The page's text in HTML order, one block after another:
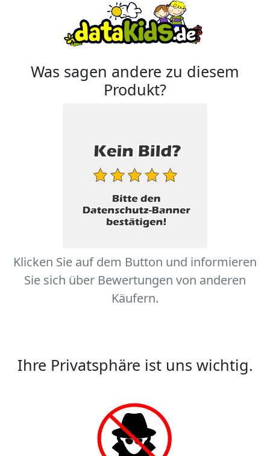
Was sagen andere zu diesem
Produkt?
Klicken Sie auf dem Button und informieren
Sie sich über Bewertungen von anderen
Käufern.
Ihre Privatsphäre ist uns wichtig.